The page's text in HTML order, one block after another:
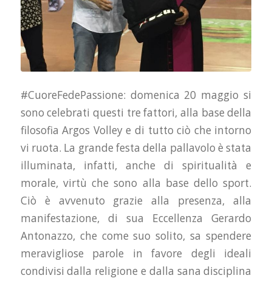
#CuoreFedePassione: domenica 20 maggio si
sono celebrati questi tre fattori, alla base della
filosofia Argos Volley e di tutto ciò che intorno
vi ruota. La grande festa della pallavolo è stata
illuminata, infatti, anche di spiritualità e
morale, virtù che sono alla base dello sport.
Ciò è avvenuto grazie alla presenza, alla
manifestazione, di sua Eccellenza Gerardo
Antonazzo, che come suo solito, sa spendere
meravigliose parole in favore degli ideali
condivisi dalla religione e dalla sana disciplina